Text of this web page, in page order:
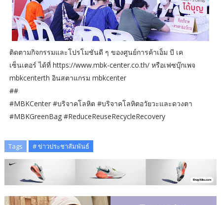
ติดตามกิจกรรมและโปรโมชันดี ๆ ของศูนย์การค้าเอ็ม บี เค
เซ็นเตอร์ ได้ที่ https://www.mbk-center.co.th/ หรือเฟซบุ๊กเพจ
mbkcenterth อินสตาแกรม mbkcenter
##
#MBKCenter #บริจาคโลหิต #บริจาคโลหิตอวัยวะและดวงตา
#MBKGreenBag #ReduceReuseRecycleRecovery
Tags # ข่าวประชาสัมพันธ์